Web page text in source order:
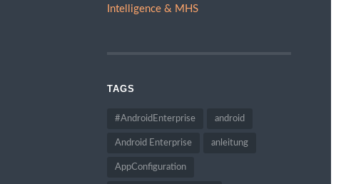
Intelligence & MHS
TAGS
#AndroidEnterprise android
Android Enterprise anleitung
AppConfiguration